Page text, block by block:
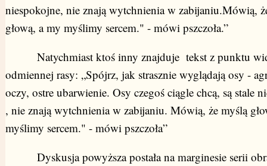
niespokojne, nie znają wytchnienia w zabijaniu.Mówią,
głową, a my myślimy sercem." - mówi pszczoła.”
Natychmiast ktoś inny znajduje tekst z punktu
odmiennej rasy: „Spójrz, jak strasznie wyglądają osy -
oczy, ostre ubarwienie. Osy czegoś ciągle chcą, są stale
, nie znają wytchnienia w zabijaniu. Mówią, że myślą
myślimy sercem." - mówi pszczoła”
Dyskusja powyższa postała na marginesie serii